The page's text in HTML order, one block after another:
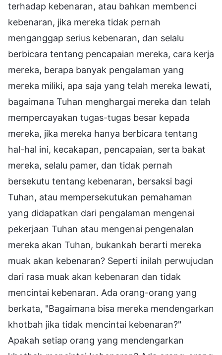
terhadap kebenaran, atau bahkan membenci
kebenaran, jika mereka tidak pernah
menganggap serius kebenaran, dan selalu
berbicara tentang pencapaian mereka, cara kerja
mereka, berapa banyak pengalaman yang
mereka miliki, apa saja yang telah mereka lewati,
bagaimana Tuhan menghargai mereka dan telah
mempercayakan tugas-tugas besar kepada
mereka, jika mereka hanya berbicara tentang
hal-hal ini, kecakapan, pencapaian, serta bakat
mereka, selalu pamer, dan tidak pernah
bersekutu tentang kebenaran, bersaksi bagi
Tuhan, atau mempersekutukan pemahaman
yang didapatkan dari pengalaman mengenai
pekerjaan Tuhan atau mengenai pengenalan
mereka akan Tuhan, bukankah berarti mereka
muak akan kebenaran? Seperti inilah perwujudan
dari rasa muak akan kebenaran dan tidak
mencintai kebenaran. Ada orang-orang yang
berkata, "Bagaimana bisa mereka mendengarkan
khotbah jika tidak mencintai kebenaran?"
Apakah setiap orang yang mendengarkan